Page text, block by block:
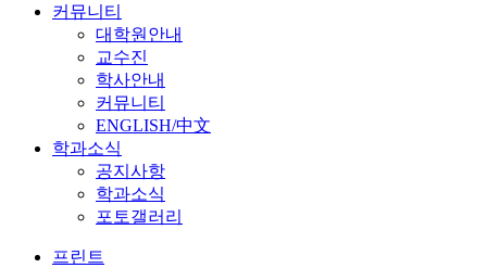
커뮤니티
대학원안내
교수진
학사안내
커뮤니티
ENGLISH/中文
학과소식
공지사항
학과소식
포토갤러리
프린트